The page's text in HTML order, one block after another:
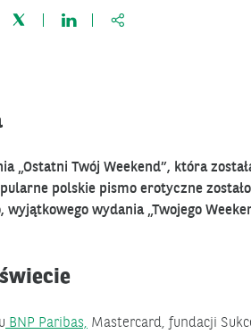
https://
„Ostatni Twój Weekend”, która
polskie pismo erotyczne zostało
wydania „Twojego
BNP Paribas, Mastercard, fundacji